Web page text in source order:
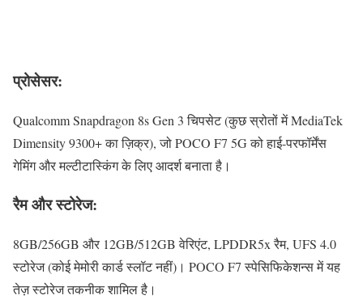
प्रोसेसर:
Qualcomm Snapdragon 8s Gen 3 चिपसेट (कुछ स्रोतों में MediaTek
Dimensity 9300+ का ज़िक्र), जो POCO F7 5G को हाई-परफॉर्मेंस
गेमिंग और मल्टीटास्किंग के लिए आदर्श बनाता है।
रैम और स्टोरेज:
8GB/256GB और 12GB/512GB वेरिएंट, LPDDR5x रैम, UFS 4.0
स्टोरेज (कोई मेमोरी कार्ड स्लॉट नहीं)। POCO F7 स्पेसिफिकेशन्स में यह
तेज़ स्टोरेज तकनीक शामिल है।